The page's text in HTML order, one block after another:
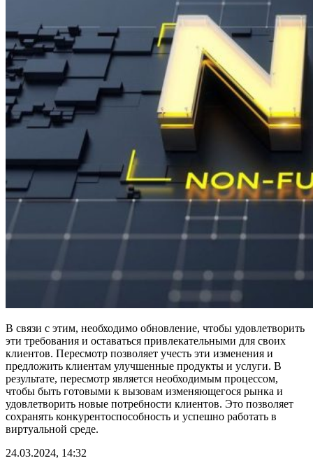
В связи с этим, необходимо обновление, чтобы удовлетворить
эти требования и оставаться привлекательными для своих
клиентов. Пересмотр позволяет учесть эти изменения и
предложить клиентам улучшенные продукты и услуги. В
результате, пересмотр является необходимым процессом,
чтобы быть готовыми к вызовам изменяющегося рынка и
удовлетворить новые потребности клиентов. Это позволяет
сохранять конкурентоспособность и успешно работать в
виртуальной среде.
24.03.2024, 14:32